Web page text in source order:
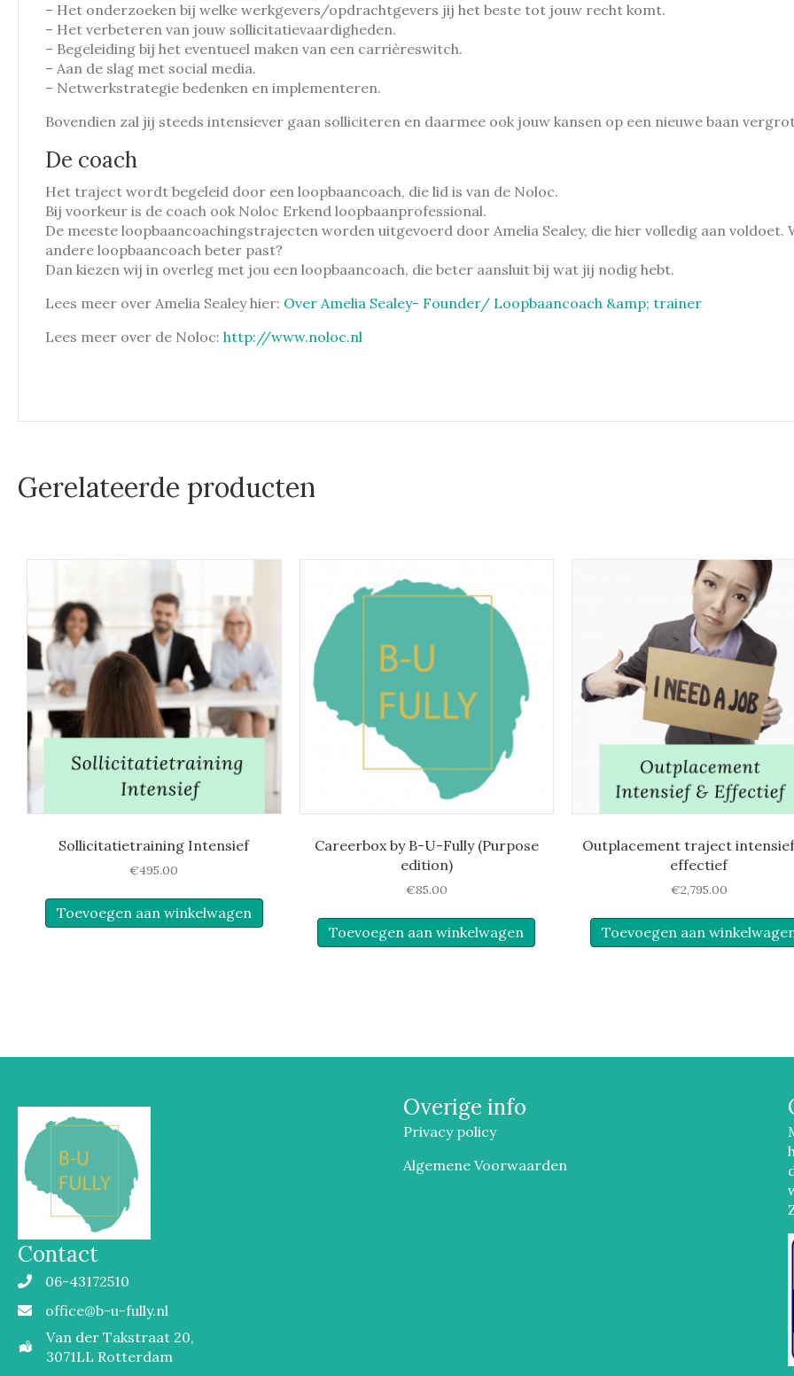
– Het onderzoeken bij welke werkgevers/opdrachtgevers jij het beste tot jouw recht komt.
– Het verbeteren van jouw sollicitatievaardigheden.
– Begeleiding bij het eventueel maken van een carrièreswitch.
– Aan de slag met social media.
– Netwerkstrategie bedenken en implementeren.
Bovendien zal jij steeds intensiever gaan solliciteren en daarmee ook jouw kansen op een nieuwe baan
De coach
Het traject wordt begeleid door een loopbaancoach, die lid is van de Noloc.
Bij voorkeur is de coach ook Noloc Erkend loopbaanprofessional.
De meeste loopbaancoachingstrajecten worden uitgevoerd door Amelia Sealey, die hier volledig aan
andere loopbaancoach beter past?
Dan kiezen wij in overleg met jou een loopbaancoach, die beter aansluit bij wat jij nodig hebt.
Lees meer over Amelia Sealey hier: Over Amelia Sealey- Founder/ Loopbaancoach &amp; trainer
Lees meer over de Noloc: http://www.noloc.nl
Gerelateerde producten
Sollicitatietraining Intensief
€495.00
Toevoegen aan winkelwagen
Careerbox by B-U-Fully (Purpose
edition)
€85.00
Toevoegen aan winkelwagen
Outplacement traject
effectief
€2,795.00
Toevoegen aan
Contact
Mobiel06-43172510
Emailoffice@b-u-fully.nl
Van der Takstraat 20,
3071LL Rotterdam
Overige info
Privacy policy
Algemene Voorwaarden